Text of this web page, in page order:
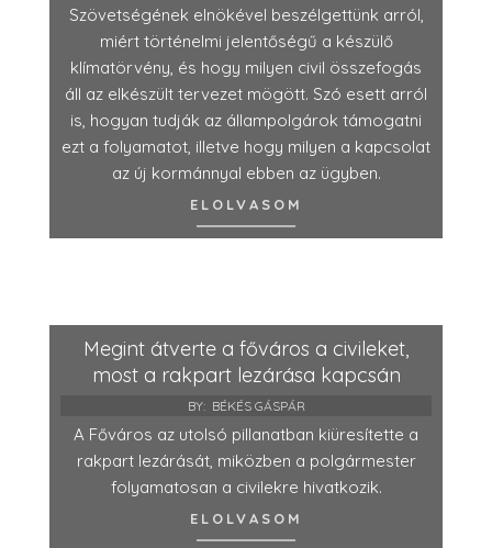
Szövetségének elnökével beszélgettünk arról,
miért történelmi jelentőségű a készülő
klímatörvény, és hogy milyen civil összefogás
áll az elkészült tervezet mögött. Szó esett arról
is, hogyan tudják az állampolgárok támogatni
ezt a folyamatot, illetve hogy milyen a kapcsolat
az új kormánnyal ebben az ügyben.
ELOLVASOM
Megint átverte a főváros a civileket,
most a rakpart lezárása kapcsán
BY: BÉKÉS GÁSPÁR
A Főváros az utolsó pillanatban kiüresítette a
rakpart lezárását, miközben a polgármester
folyamatosan a civilekre hivatkozik.
ELOLVASOM